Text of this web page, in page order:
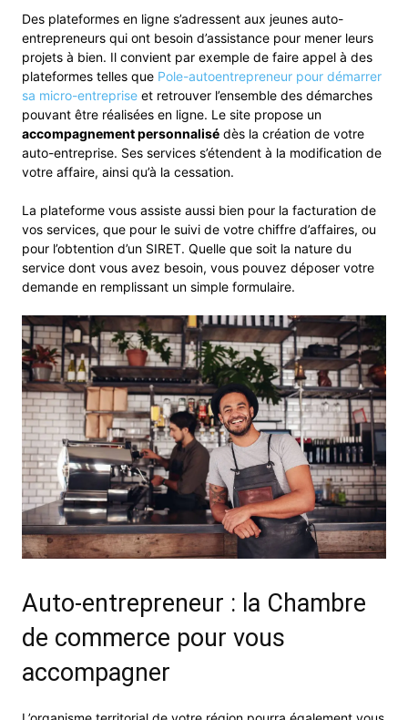
Des plateformes en ligne s’adressent aux jeunes auto-
entrepreneurs qui ont besoin d’assistance pour mener leurs
projets à bien. Il convient par exemple de faire appel à des
plateformes telles que Pole-autoentrepreneur pour démarrer
sa micro-entreprise et retrouver l’ensemble des démarches
pouvant être réalisées en ligne. Le site propose un
accompagnement personnalisé dès la création de votre
auto-entreprise. Ses services s’étendent à la modification de
votre affaire, ainsi qu’à la cessation.
La plateforme vous assiste aussi bien pour la facturation de
vos services, que pour le suivi de votre chiffre d’affaires, ou
pour l’obtention d’un SIRET. Quelle que soit la nature du
service dont vous avez besoin, vous pouvez déposer votre
demande en remplissant un simple formulaire.
Auto-entrepreneur : la Chambre
de commerce pour vous
accompagner